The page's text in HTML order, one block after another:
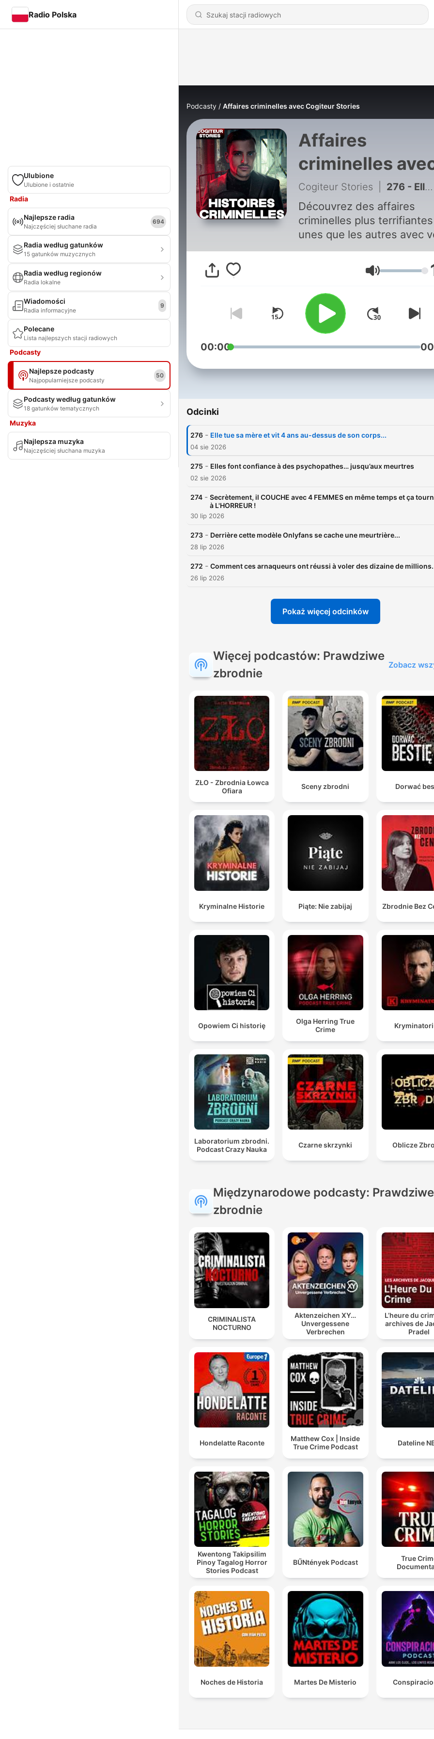
Radio Polska
Ulubione
Ulubione i ostatnie
Radia
Najlepsze radia
Najczęściej słuchane radia
694
Radia według gatunków
15 gatunków muzycznych
Radia według regionów
Radia lokalne
Wiadomości
Radia informacyjne
9
Polecane
Lista najlepszych stacji radiowych
Podcasty
Najlepsze podcasty
Najpopularniejsze podcasty
50
Podcasty według gatunków
18 gatunków tematycznych
Muzyka
Najlepsza muzyka
Najczęściej słuchana muzyka
Podcasty Affaires criminelles avec Cogiteur Stories
Affaires
criminelles
Cogiteur
Cogiteur Stories 276 - Elle tue sa mère et vit 4 ans au-dessus de son corps...
Découvrez des affaires
criminelles plus
unes que les autres avec
serviteur : Le Cogiteur !
tueurs en série finalement
capturés grâce au travail
acharné de la police aux
relations familiales
par des égo
l'argent ou des liaisons
conjugales, en passant
gourous machiavéliques,
d'histoires donnant froid
Głośność
00:00
Odcinki
276 - Elle tue sa mère et vit 4 ans au-dessus de son corps...
04 sie 2026
275 - Elles font confiance à des psychopathes… jusqu’aux meurtres
02 sie 2026
274 - Secrètement, il COUCHE avec 4 FEMMES en même temps et ça
à L'HORREUR !
30 lip 2026
273 - Derrière cette modèle Onlyfans se cache une meurtrière...
28 lip 2026
272 - Comment ces arnaqueurs ont réussi à voler des dizaine de
26 lip 2026
Pokaż więcej odcinków
Więcej podcastów: Prawdziwe
zbrodnie
Zobacz
ZŁO - Zbrodnia Łowca
Ofiara
Sceny zbrodni Dorwać
Kryminalne Historie Piąte: Nie zabijaj Zbrodnie Bez
Opowiem Ci historię
Olga Herring True
Crime
Laboratorium zbrodni.
Podcast Crazy Nauka
Czarne skrzynki Oblicze
Międzynarodowe podcasty: Prawdziwe
zbrodnie
CRIMINALISTA
NOCTURNO
Aktenzeichen XY…
Unvergessene
Verbrechen
L’heure du
archives de
Pradel
Hondelatte Raconte
Matthew Cox | Inside
True Crime Podcast
Dateline
Kwentong Takipsilim
Pinoy Tagalog Horror
Stories Podcast
BŰNtények Podcast
True
Noches de Historia Martes De Misterio